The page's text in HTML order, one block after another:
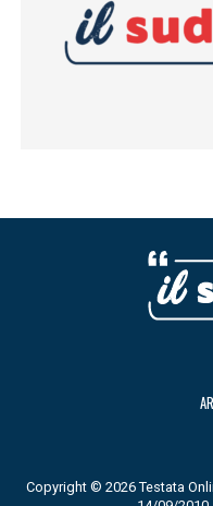
Copyright © 2026 Testata